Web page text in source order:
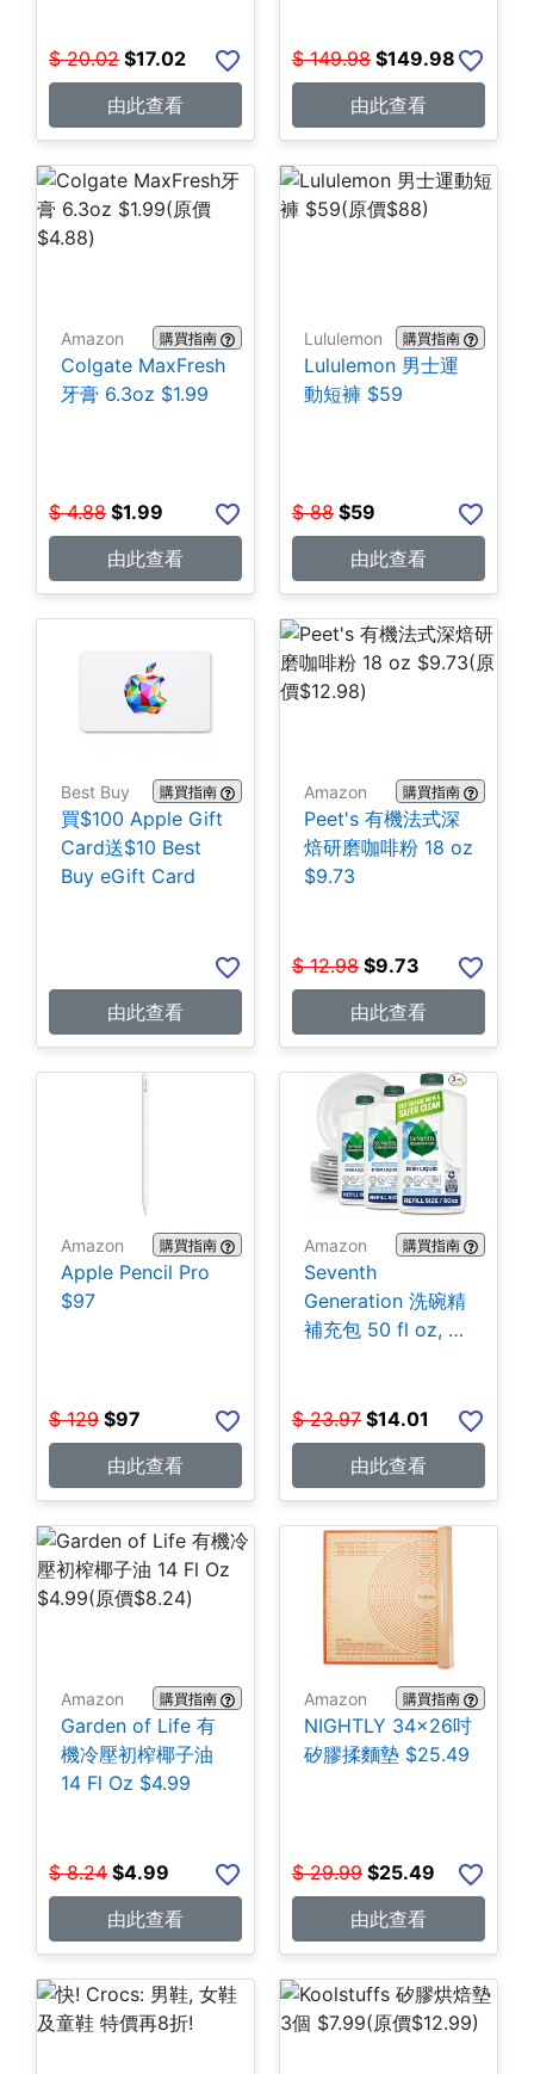
$ 20.02 $17.02
由此查看
$ 149.98 $149.98
由此查看
Amazon 購買指南
Colgate MaxFresh
牙膏 6.3oz $1.99
$ 4.88 $1.99
由此查看
Lululemon 購買指南
Lululemon 男士運
動短褲 $59
$ 88 $59
由此查看
Best Buy 購買指南
買$100 Apple Gift
Card送$10 Best
Buy eGift Card
由此查看
Amazon 購買指南
Peet's 有機法式深
焙研磨咖啡粉 18 oz
$9.73
$ 12.98 $9.73
由此查看
Amazon 購買指南
Apple Pencil Pro
$97
$ 129 $97
由此查看
Amazon 購買指南
Seventh
Generation 洗碗精
補充包 50 fl oz, 3
$ 23.97 $14.01
由此查看
Amazon 購買指南
Garden of Life 有
機冷壓初榨椰子油
14 Fl Oz $4.99
$ 8.24 $4.99
由此查看
Amazon 購買指南
NIGHTLY 34x26吋
矽膠揉麵墊 $25.49
$ 29.99 $25.49
由此查看